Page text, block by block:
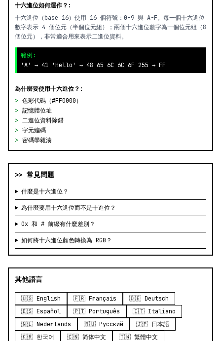
十六進位如何運作？:
十六進位（base 16）使用 16 個符號：0-9 與 A-F。每一個十六進位
數字表示 4 個位元（半個位元組）；兩個十六進位數字為一個位元組（8
個位元），非常適合用來表示二進位資料。
範例:
'A' → 41 'Hello' → 48 65 6C 6C 6F 255 → FF
為什麼要使用十六進位？:
> 色彩代碼（#FF0000）
> 記憶體位址
> 二進位資料除錯
> 字元編碼
> 密碼學雜湊
>> 常見問題
什麼是十六進位？
為什麼要用十六進位而不是十進位？
0x 和 # 前綴有什麼差別？
如何將十六進位顏色轉換為 RGB？
其他語言
🇺🇸 English 🇫🇷 Français
🇩🇪 Deutsch
🇪🇸 Español
🇵🇹 Português
🇮🇹 Italiano
🇳🇱 Nederlands
🇷🇺 Русский
🇯🇵 日本語
🇰🇷 한국어
🇨🇳 简体中文 🇹🇼 繁體中文